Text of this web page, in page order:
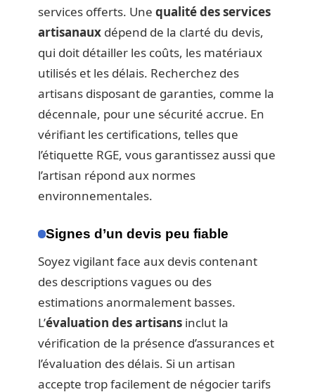
services offerts. Une qualité des services
artisanaux dépend de la clarté du devis,
qui doit détailler les coûts, les matériaux
utilisés et les délais. Recherchez des
artisans disposant de garanties, comme la
décennale, pour une sécurité accrue. En
vérifiant les certifications, telles que
l’étiquette RGE, vous garantissez aussi que
l’artisan répond aux normes
environnementales.
Signes d’un devis peu fiable
Soyez vigilant face aux devis contenant
des descriptions vagues ou des
estimations anormalement basses.
L’évaluation des artisans inclut la
vérification de la présence d’assurances et
l’évaluation des délais. Si un artisan
accepte trop facilement de négocier tarifs